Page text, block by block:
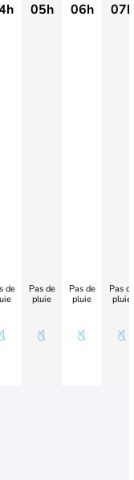
05h 06h
07h
de
Pas de
pluie
Pas de
pluie
Pas
pluie